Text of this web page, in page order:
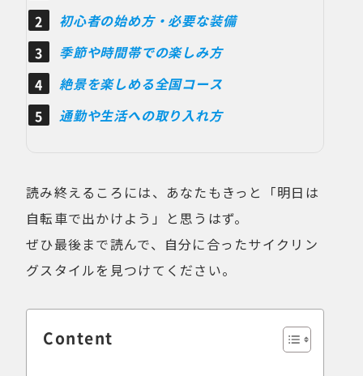
初心者の始め方・必要な装備
季節や時間帯での楽しみ方
絶景を楽しめる全国コース
通勤や生活への取り入れ方
読み終えるころには、あなたもきっと「明日は
自転車で出かけよう」と思うはず。
ぜひ最後まで読んで、自分に合ったサイクリン
グスタイルを見つけてください。
Content